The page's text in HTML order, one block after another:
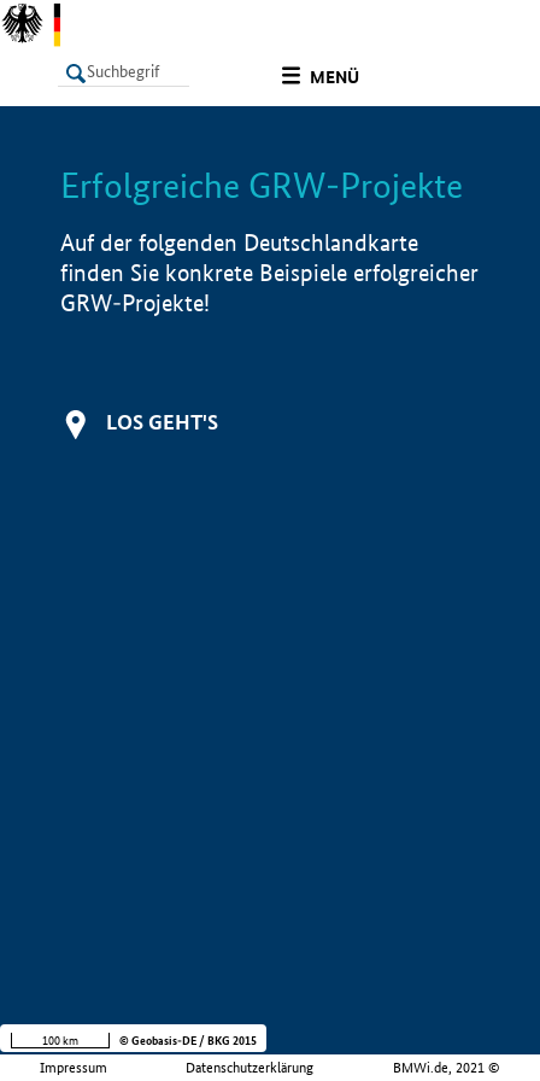
MENÜ
LISTE Info
Erfolgreiche GRW-Projekte
Auf der folgenden Deutschlandkarte
finden Sie konkrete Beispiele erfolgreicher
GRW-Projekte!
LOS GEHT'S
Impressum Datenschutzerklärung BMWi.de, 2021 ©
100 km © Geobasis-DE / BKG 2015